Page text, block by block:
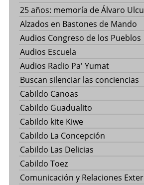
25 años: memoría de Álvaro
Alzados en Bastones de Mando
Audios Congreso de los Pueblos
Audios Escuela
Audios Radio Pa' Yumat
Buscan silenciar las conciencias
Cabildo Canoas
Cabildo Guadualito
Cabildo kite Kiwe
Cabildo La Concepción
Cabildo Las Delicias
Cabildo Toez
Comunicación y Relaciones